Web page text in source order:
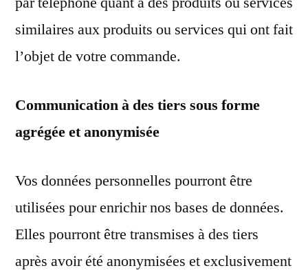
similaires aux produits ou services qui ont fait
l’objet de votre commande.
Communication à des tiers sous forme
agrégée et anonymisée
Vos données personnelles pourront être
utilisées pour enrichir nos bases de données.
Elles pourront être transmises à des tiers
après avoir été anonymisées et exclusivement